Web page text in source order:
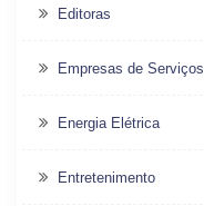
Editoras
Empresas de Serviços
Energia Elétrica
Entretenimento